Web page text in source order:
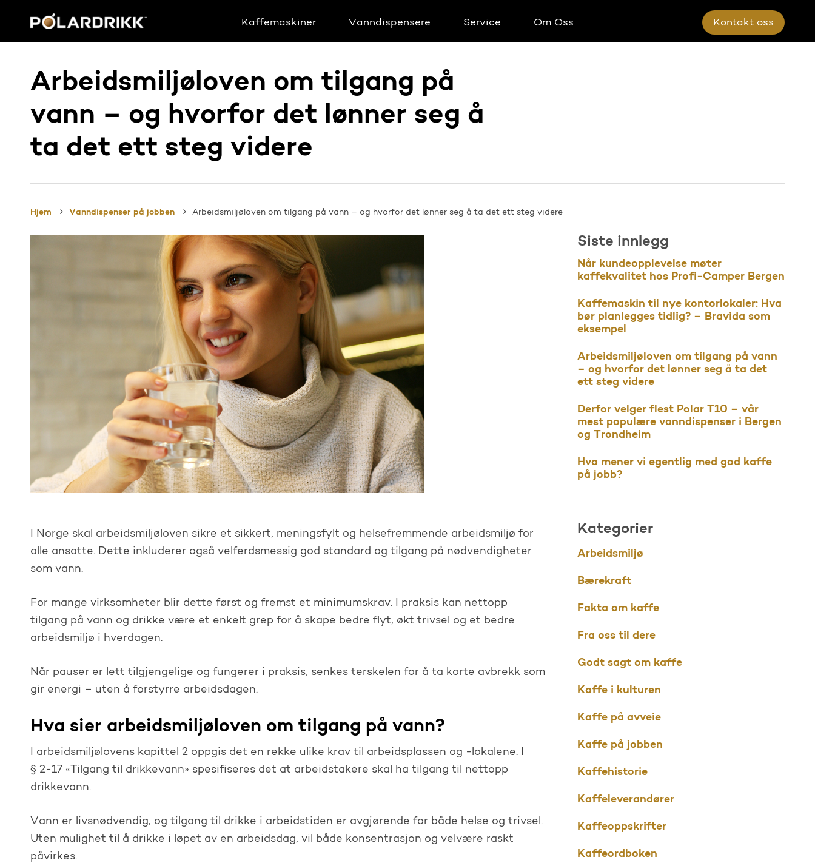
Kaffemaskiner Vanndispensere Service Om Oss Kontakt oss
Arbeidsmiljøloven om tilgang på
vann – og hvorfor det lønner seg å
ta det ett steg videre
Hjem Vanndispenser på jobben Arbeidsmiljøloven om tilgang på vann – og hvorfor det lønner seg å ta det ett steg videre
I Norge skal arbeidsmiljøloven sikre et sikkert, meningsfylt og helsefremmende arbeidsmiljø for
alle ansatte. Dette inkluderer også velferdsmessig god standard og tilgang på nødvendigheter
som vann.
For mange virksomheter blir dette først og fremst et minimumskrav. I praksis kan nettopp
tilgang på vann og drikke være et enkelt grep for å skape bedre flyt, økt trivsel og et bedre
arbeidsmiljø i hverdagen.
Når pauser er lett tilgjengelige og fungerer i praksis, senkes terskelen for å ta korte avbrekk som
gir energi – uten å forstyrre arbeidsdagen.
Hva sier arbeidsmiljøloven om tilgang på vann?
I arbeidsmiljølovens kapittel 2 oppgis det en rekke ulike krav til arbeidsplassen og -lokalene. I
§ 2-17 «Tilgang til drikkevann» spesifiseres det at arbeidstakere skal ha tilgang til nettopp
drikkevann.
Vann er livsnødvendig, og tilgang til drikke i arbeidstiden er avgjørende for både helse og trivsel.
Uten mulighet til å drikke i løpet av en arbeidsdag, vil både konsentrasjon og velvære raskt
påvirkes.
Siste innlegg
Når kundeopplevelse møter
kaffekvalitet hos Profi-Camper Bergen
Kaffemaskin til nye kontorlokaler: Hva
bør planlegges tidlig? – Bravida som
eksempel
Arbeidsmiljøloven om tilgang på vann
– og hvorfor det lønner seg å ta det
ett steg videre
Derfor velger flest Polar T10 – vår
mest populære vanndispenser i Bergen
og Trondheim
Hva mener vi egentlig med god kaffe
på jobb?
Kategorier
Arbeidsmiljø
Bærekraft
Fakta om kaffe
Fra oss til dere
Godt sagt om kaffe
Kaffe i kulturen
Kaffe på avveie
Kaffe på jobben
Kaffehistorie
Kaffeleverandører
Kaffeoppskrifter
Kaffeordboken